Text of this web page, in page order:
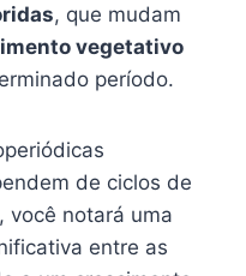
, que mudam
vegetativo
período.
de ciclos de
você notará uma
entre as